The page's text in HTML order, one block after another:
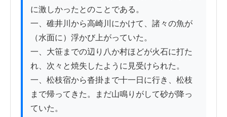
に激しかったとのことである。
一、碓井川から高崎川にかけて、諸々の魚が
（水面に）浮かび上がっていた。
一、大笹までの辺り八か村ほどが火石に打た
れ、次々と焼失したように見受けられた。
一、松枝宿から沓掛まで十一日に行き、松枝
まで帰ってきた。まだ山鳴りがして砂が降っ
ていた。